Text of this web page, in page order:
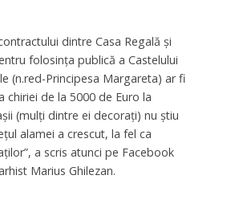
dintre Casa Regală și
folosința publică a Castelului
(n.red-Principesa Margareta) ar fi
chiriei de la 5000 de Euro la
(mulți dintre ei decorați) nu știu
alamei a crescut, la fel ca
a scris atunci pe Facebook
Marius Ghilezan.